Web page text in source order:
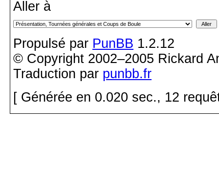
Aller à
Propulsé par PunBB 1.2.12
© Copyright 2002–2005 Rickard
Traduction par punbb.fr
[ Générée en 0.020 sec., 12